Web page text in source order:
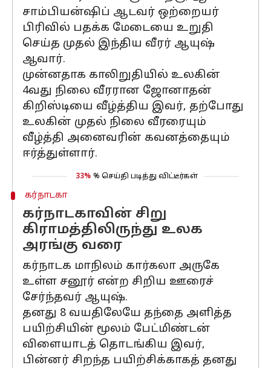
சாம்பியன்ஷிப் ஆடவர் ஒற்றையர்
பிரிவில் பதக்க மேடையை உறுதி
செய்த முதல் இந்திய வீரர் ஆயுஷ்
ஆவார்.
முன்னதாக காலிறுதியில் உலகின்
4வது நிலை வீரரான ஜோனாதன்
கிறிஸ்டியை வீழ்த்திய இவர், தற்போது
உலகின் முதல் நிலை வீரரையும்
வீழ்த்தி அனைவரின் கவனத்தையும்
ஈர்த்துள்ளார்.
33% % செய்தி படித்து விட்டீர்கள்
கர்நாடகா
கர்நாடகாவின் சிறு
கிராமத்திலிருந்து உலக
அரங்கு வரை
கர்நாடக மாநிலம் கார்கலா அருகே
உள்ள சனூர் என்ற சிறிய ஊரைச்
சேர்ந்தவர் ஆயுஷ்.
தனது 8 வயதிலேயே தந்தை அளித்த
பயிற்சியின் மூலம் பேட்மிண்டன்
விளையாடத் தொடங்கிய இவர்,
பின்னர் சிறந்த பயிற்சிக்காகத் தனது